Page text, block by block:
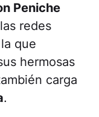
Peniche
redes
que
hermosas
carga
.